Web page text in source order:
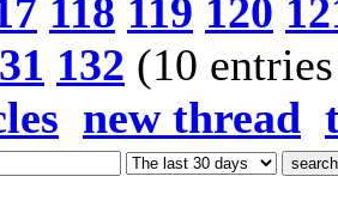
118 119 120
132 (10
new thread